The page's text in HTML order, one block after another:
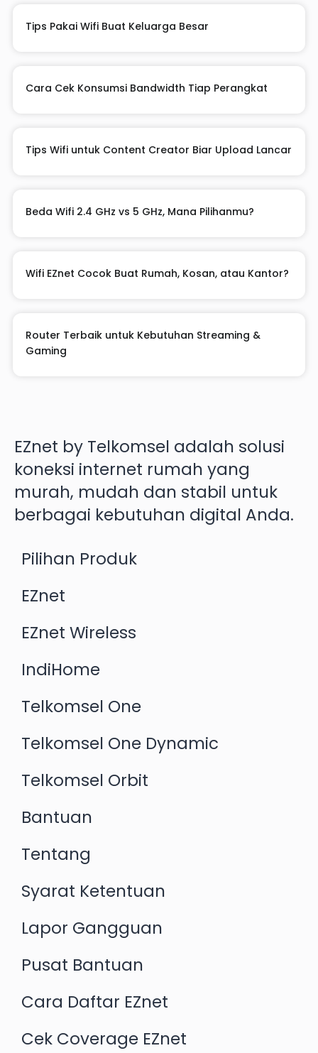
Tips Pakai Wifi Buat Keluarga Besar
Cara Cek Konsumsi Bandwidth Tiap Perangkat
Tips Wifi untuk Content Creator Biar Upload Lancar
Beda Wifi 2.4 GHz vs 5 GHz, Mana Pilihanmu?
Wifi EZnet Cocok Buat Rumah, Kosan, atau Kantor?
Router Terbaik untuk Kebutuhan Streaming &
Gaming
EZnet by Telkomsel adalah solusi
koneksi internet rumah yang
murah, mudah dan stabil untuk
berbagai kebutuhan digital Anda.
Pilihan Produk
EZnet
EZnet Wireless
IndiHome
Telkomsel One
Telkomsel One Dynamic
Telkomsel Orbit
Bantuan
Tentang
Syarat Ketentuan
Lapor Gangguan
Pusat Bantuan
Cara Daftar EZnet
Cek Coverage EZnet